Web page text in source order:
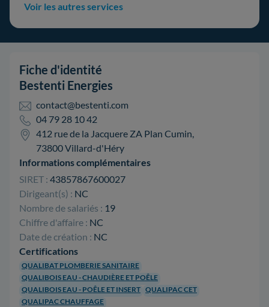
Voir les autres services
Fiche d'identité
Bestenti Energies
contact@bestenti.com
04 79 28 10 42
412 rue de la Jacquere ZA Plan Cumin,
73800 Villard-d'Héry
Informations complémentaires
SIRET : 43857867600027
Dirigeant(s) : NC
Nombre de salariés : 19
Chiffre d'affaire : NC
Date de création : NC
Certifications
QUALIBAT PLOMBERIE SANITAIRE
QUALIBOIS EAU - CHAUDIÈRE ET POÊLE
QUALIBOIS EAU - POÊLE ET INSERT QUALIPAC CET
QUALIPAC CHAUFFAGE